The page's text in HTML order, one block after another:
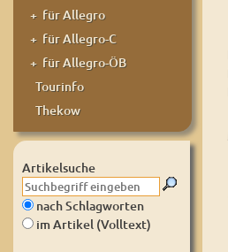
+ für Allegro
+ für Allegro-C
+ für Allegro-ÖB
Tourinfo
Thekow
Artikelsuche
nach Schlagworten
im Artikel (Volltext)